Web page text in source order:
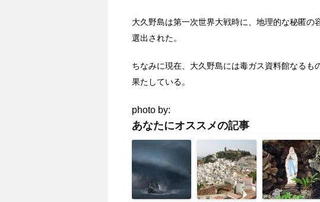
大久野島は第一次世界大戦時に、地理的な秘匿の
選出された。
ちなみに現在、大久野島には毒ガス資料館なるも
果たしている。
photo by:
あなたにオススメの記事